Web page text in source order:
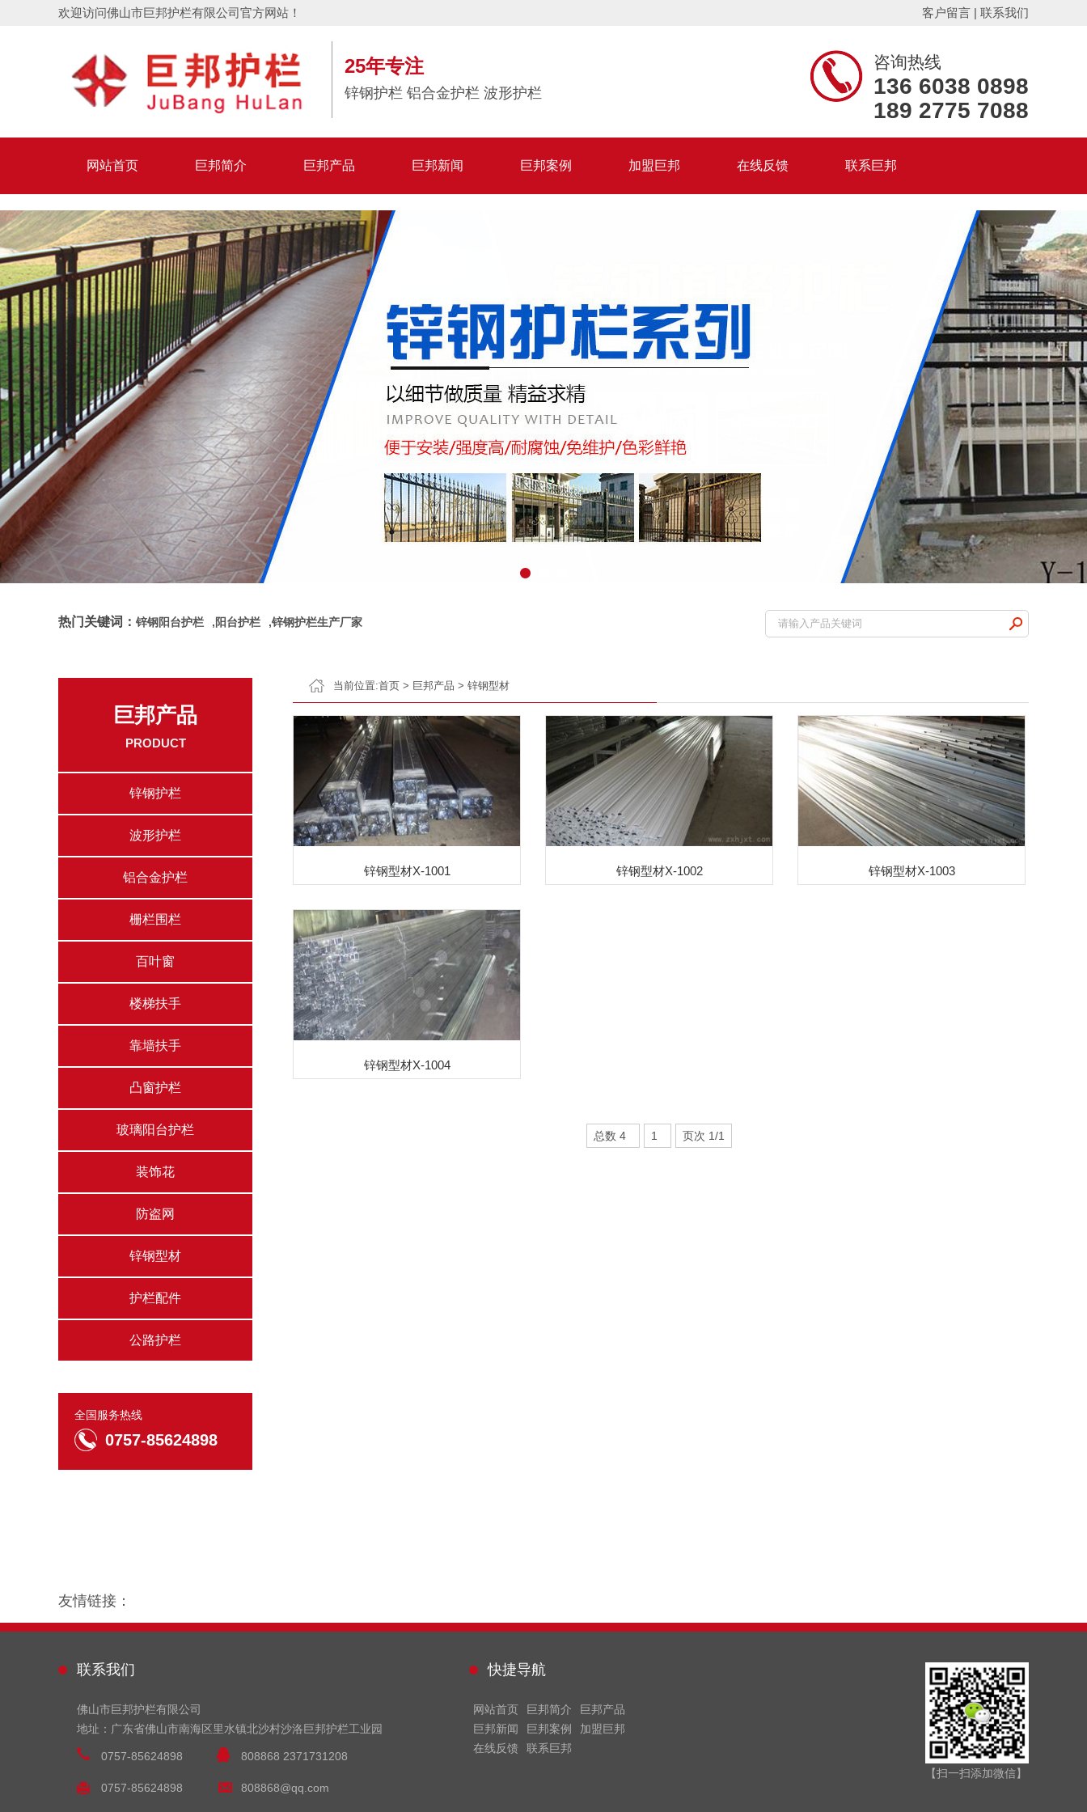
欢迎访问佛山市巨邦护栏有限公司官方网站！ 客户留言 | 联系我们
25年专注
锌钢护栏 铝合金护栏 波形护栏
咨询热线
136 6038 0898
189 2775 7088
网站首页 巨邦简介 巨邦产品 巨邦新闻 巨邦案例 加盟巨邦 在线反馈 联系巨邦
热门关键词： 锌钢阳台护栏 ,阳台护栏 ,锌钢护栏生产厂家
巨邦产品
PRODUCT
锌钢护栏
波形护栏
铝合金护栏
栅栏围栏
百叶窗
楼梯扶手
靠墙扶手
凸窗护栏
玻璃阳台护栏
装饰花
防盗网
锌钢型材
护栏配件
公路护栏
全国服务热线
0757-85624898
当前位置:首页 > 巨邦产品 > 锌钢型材
锌钢型材X-1001 锌钢型材X-1002 锌钢型材X-1003
锌钢型材X-1004
总数 4 1 页次 1/1
友情链接：
联系我们
佛山市巨邦护栏有限公司
地址：广东省佛山市南海区里水镇北沙村沙洛巨邦护栏工业园
0757-85624898 808868 2371731208
0757-85624898 808868@qq.com
快捷导航
网站首页 巨邦简介
巨邦产品
巨邦新闻
巨邦案例
加盟巨邦
在线反馈
联系巨邦
【扫一扫添加微信】